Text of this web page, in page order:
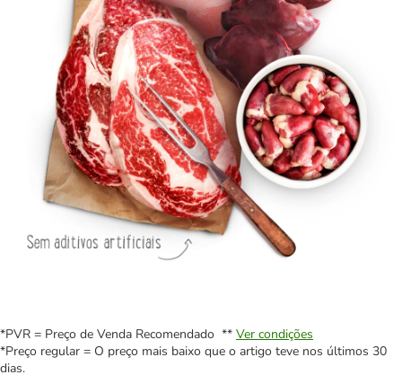
*PVR = Preço de Venda Recomendado ** Ver condições
*Preço regular = O preço mais baixo que o artigo teve nos últimos 30
dias.